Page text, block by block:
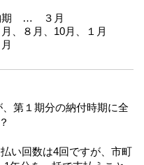
納期 … ３月
８月、10月、１月
第１期分の納付時期に全
い回数は4回ですが、市町